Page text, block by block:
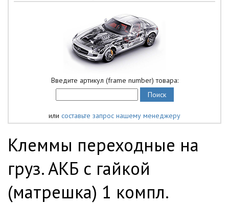
Введите артикул (frame number) товара:
или составьте запрос нашему менеджеру
Клеммы переходные на
груз. АКБ с гайкой
(матрешка) 1 компл.